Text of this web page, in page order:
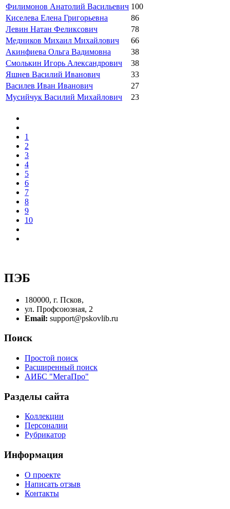
Филимонов Анатолий Васильевич 100
Киселева Елена Григорьевна
86
Левин Натан Феликсович
78
Медников Михаил Михайлович
66
Акинфиева Ольга Вадимовна
38
Смолькин Игорь Александрович
38
Яшнев Василий Иванович
33
Василев Иван Иванович
27
Мусийчук Василий Михайлович
23
1
2
3
4
5
6
7
8
9
10
ПЭБ
180000, г. Псков,
ул. Профсоюзная, 2
Email: support@pskovlib.ru
Поиск
Простой поиск
Расширенный поиск
АИБС "МегаПро"
Разделы сайта
Коллекции
Персоналии
Рубрикатор
Информация
О проекте
Написать отзыв
Контакты